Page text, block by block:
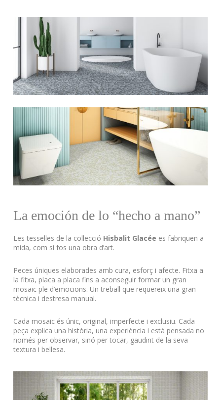
La emoción de lo “hecho a mano”
Les tessel·les de la col·lecció Hisbalit Glacée es fabriquen a
mida, com si fos una obra d’art.
Peces úniques elaborades amb cura, esforç i afecte. Fitxa a
la fitxa, placa a placa fins a aconseguir formar un gran
mosaic ple d’emocions. Un treball que requereix una gran
tècnica i destresa manual.
Cada mosaic és únic, original, imperfecte i exclusiu. Cada
peça explica una història, una experiència i està pensada no
només per observar, sinó per tocar, gaudint de la seva
textura i bellesa.